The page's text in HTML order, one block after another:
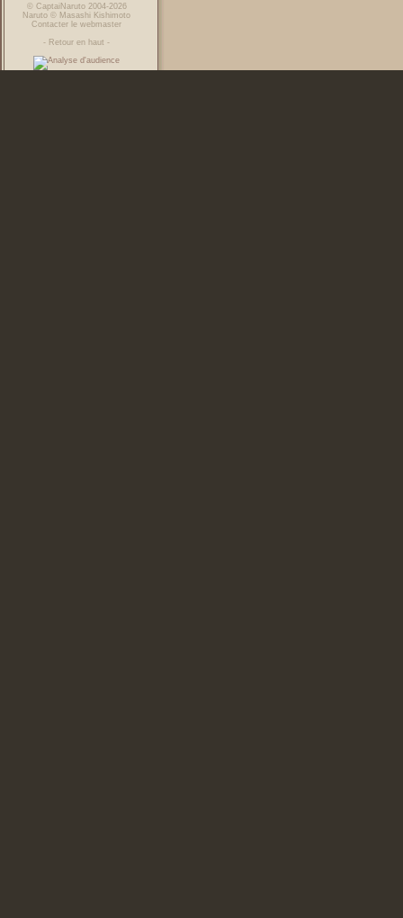
© CaptaiNaruto2004-2026
Naruto © Masashi Kishimoto
Contacter le webmaster
- Retour en haut -